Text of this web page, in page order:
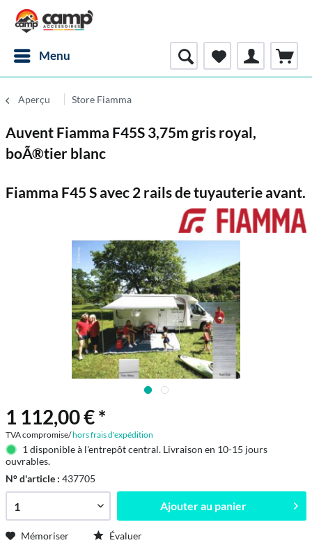
Menu
Aperçu Store Fiamma
Auvent Fiamma F45S 3,75m gris royal,
boÃ®tier blanc
Fiamma F45 S avec 2 rails de tuyauterie avant.
1 112,00 € *
TVA compromise/hors frais d'expédition
1 disponible à l'entrepôt central. Livraison en 10-15 jours
ouvrables.
N° d'article : 437705
Ajouter au panier
Mémoriser Évaluer